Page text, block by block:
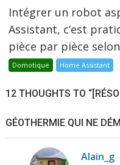
Intégrer un robot
Assistant, c’est
pièce par pièce
Domotique Home Assistant
12 THOUGHTS TO
GÉOTHERMIE QUI NE
Alain_g